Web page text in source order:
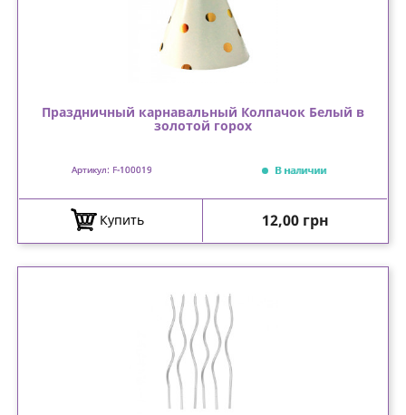
Праздничный карнавальный Колпачок Белый в
золотой горох
Артикул: F-100019 В наличии
Купить Цена
12,00 грн